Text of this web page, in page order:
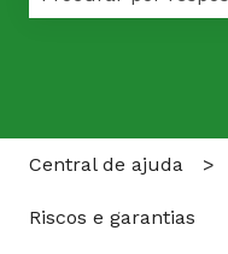
Central de ajuda
Riscos e garantias